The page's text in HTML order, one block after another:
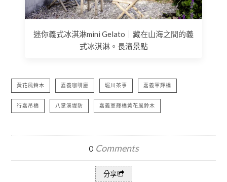
迷你義式冰淇淋mini Gelato｜藏在山海之間的義
式冰淇淋。長濱景點
黃花風鈴木 嘉義咖啡廳 堀川茶事 嘉義軍輝橋
行嘉吊橋 八掌溪堤防 嘉義軍輝橋黃花風鈴木
0 Comments
分享